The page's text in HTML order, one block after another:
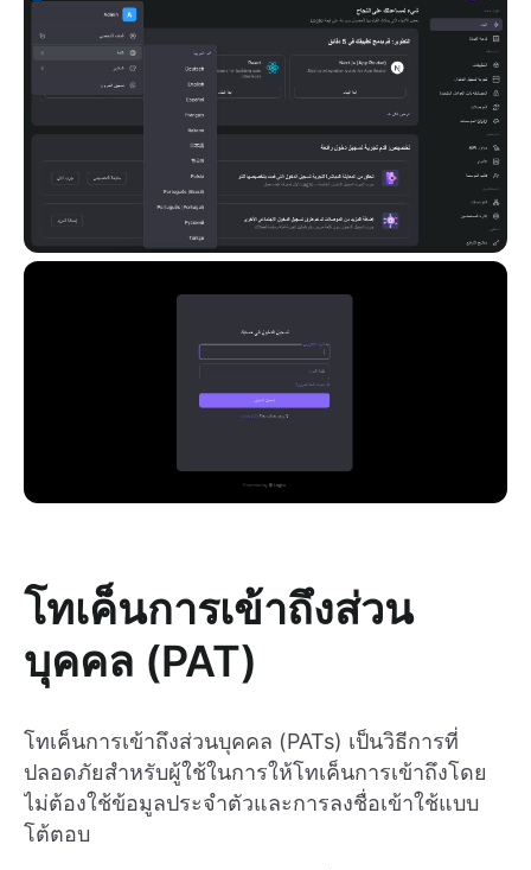
โทเค็นการเข้าถึงส่วน
บุคคล (PAT)
โทเค็นการเข้าถึงส่วนบุคคล (PATs) เป็นวิธีการที่
ปลอดภัยสำหรับผู้ใช้ในการให้โทเค็นการเข้าถึงโดย
ไม่ต้องใช้ข้อมูลประจำตัวและการลงชื่อเข้าใช้แบบ
โต้ตอบ